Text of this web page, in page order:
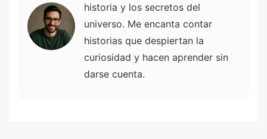
historia y los secretos del
universo. Me encanta contar
historias que despiertan la
curiosidad y hacen aprender sin
darse cuenta.